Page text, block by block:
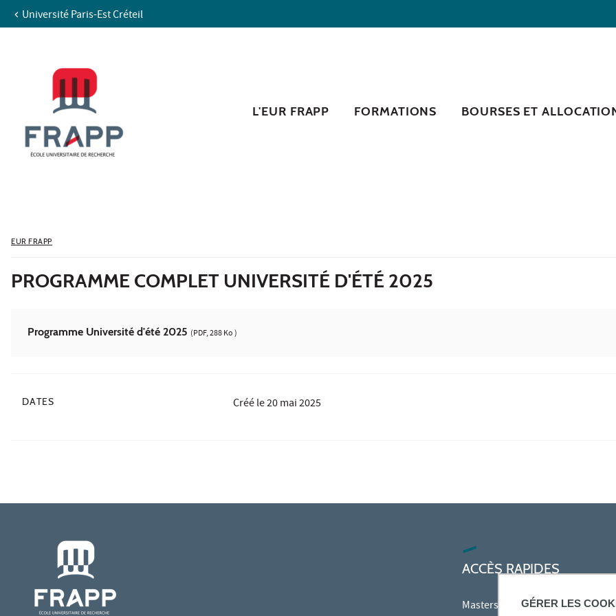
GÉRER LES
Aller au contenu
Recherche
Université Paris-Est Créteil
L'EUR FRAPP FORMATIONS BOURSES ET
EUR FRAPP
PROGRAMME COMPLET UNIVERSITÉ D'ÉTÉ 2025
Programme Université d'été 2025 (PDF, 288 Ko )
DATES Créé le20 mai 2025
ACCÈS RAPIDES
Masters